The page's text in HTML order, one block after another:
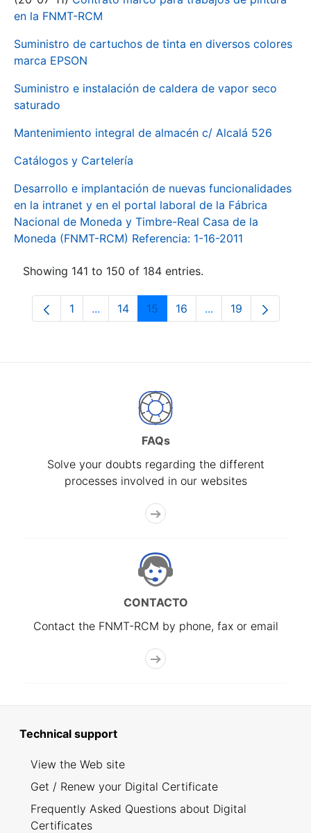
en la FNMT-RCM
Suministro de cartuchos de tinta en diversos colores
marca EPSON
Suministro e instalación de caldera de vapor seco
saturado
Mantenimiento integral de almacén c/ Alcalá 526
Catálogos y Cartelería
Desarrollo e implantación de nuevas funcionalidades
en la intranet y en el portal laboral de la Fábrica
Nacional de Moneda y Timbre-Real Casa de la
Moneda (FNMT-RCM) Referencia: 1-16-2011
Showing 141 to 150 of 184 entries.
Page
1 ...Intermediate Pages Use TAB to navigate.
Page
14 Page
15 Page
16 ...Intermediate
Page
19
FAQs
Solve your doubts regarding the different
processes involved in our websites
CONTACTO
Contact the FNMT-RCM by phone, fax or email
Technical support
View the Web site
Get / Renew your Digital Certificate
Frequently Asked Questions about Digital
Certificates